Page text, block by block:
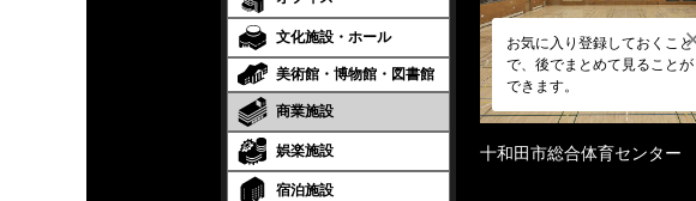
文化施設・ホール
美術館・博物館・図書館
商業施設
娯楽施設
宿泊施設
お気に入り登録しておくこと
で、後でまとめて見ることが
できます。
十和田市総合体育センター